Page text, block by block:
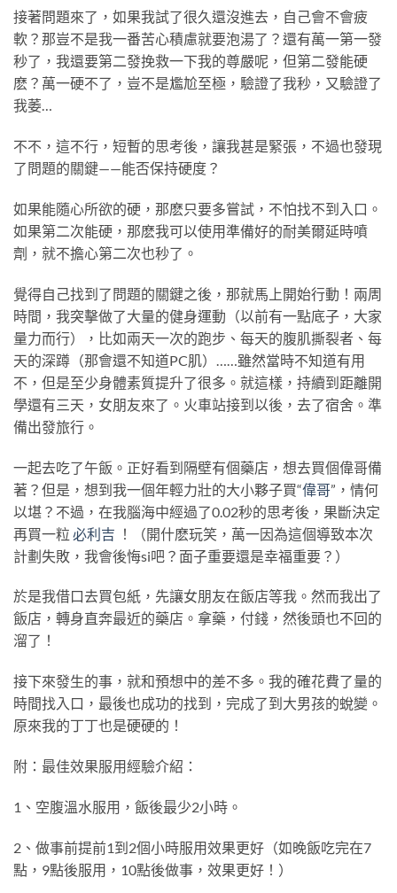
接著問題來了，如果我試了很久還沒進去，自己會不會疲
軟？那豈不是我一番苦心積慮就要泡湯了？還有萬一第一發
秒了，我還要第二發挽救一下我的尊嚴呢，但第二發能硬
麽？萬一硬不了，豈不是尷尬至極，驗證了我秒，又驗證了
我萎…
不不，這不行，短暫的思考後，讓我甚是緊張，不過也發現
了問題的關鍵——能否保持硬度？
如果能隨心所欲的硬，那麽只要多嘗試，不怕找不到入口。
如果第二次能硬，那麽我可以使用準備好的耐美爾延時噴
劑，就不擔心第二次也秒了。
覺得自己找到了問題的關鍵之後，那就馬上開始行動！兩周
時間，我突擊做了大量的健身運動（以前有一點底子，大家
量力而行），比如兩天一次的跑步、每天的腹肌撕裂者、每
天的深蹲（那會還不知道PC肌）……雖然當時不知道有用
不，但是至少身體素質提升了很多。就這樣，持續到距離開
學還有三天，女朋友來了。火車站接到以後，去了宿舍。準
備出發旅行。
一起去吃了午飯。正好看到隔壁有個藥店，想去買個偉哥備
著？但是，想到我一個年輕力壯的大小夥子買“偉哥”，情何
以堪？不過，在我腦海中經過了0.02秒的思考後，果斷決定
再買一粒 必利吉 ！（開什麽玩笑，萬一因為這個導致本次
計劃失敗，我會後悔si吧？面子重要還是幸福重要？）
於是我借口去買包紙，先讓女朋友在飯店等我。然而我出了
飯店，轉身直奔最近的藥店。拿藥，付錢，然後頭也不回的
溜了！
接下來發生的事，就和預想中的差不多。我的確花費了量的
時間找入口，最後也成功的找到，完成了到大男孩的蛻變。
原來我的丁丁也是硬硬的！
附：最佳效果服用經驗介紹：
1、空腹溫水服用，飯後最少2小時。
2、做事前提前1到2個小時服用效果更好（如晚飯吃完在7
點，9點後服用，10點後做事，效果更好！）